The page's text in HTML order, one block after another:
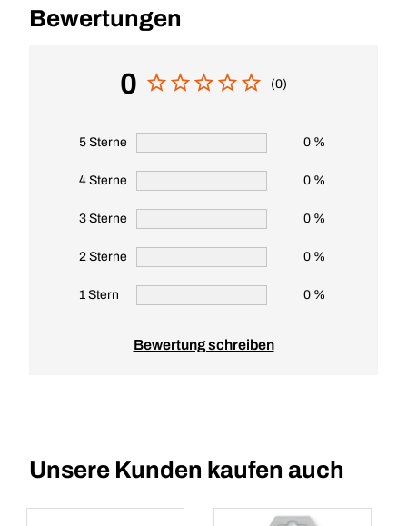
Bewertungen
0 (0)
5 Sterne 0 %
4 Sterne 0 %
3 Sterne 0 %
2 Sterne 0 %
1 Stern 0 %
Bewertung schreiben
Unsere Kunden kaufen auch